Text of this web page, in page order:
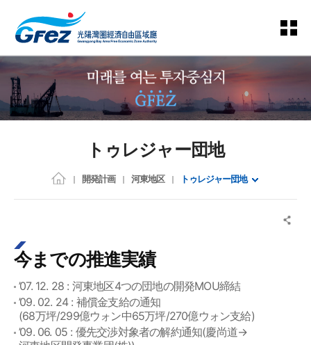
トゥレジャー団地
開発計画 河東地区 トゥレジャー団地
今までの推進実績
’07. 12. 28 : 河東地区4つの団地の開発MOU締結
’09. 02. 24 : 補償金支給の通知
(68万坪/299億ウォン中65万坪/270億ウォン支給)
’09. 06. 05 : 優先交渉対象者の解約通知(慶尚道→